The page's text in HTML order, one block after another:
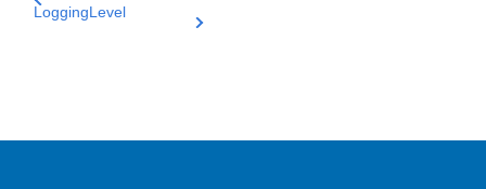
LoggingLevel